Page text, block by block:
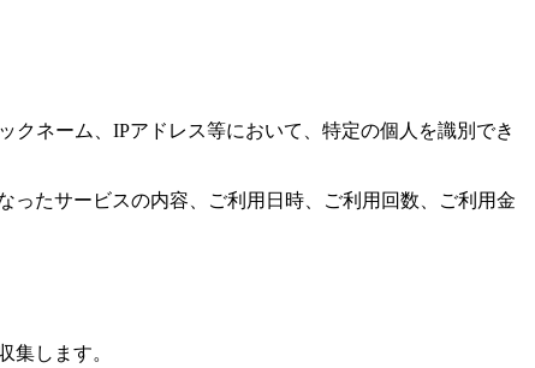
ネーム、IPアドレス等において、特定の個人を識別でき
たサービスの内容、ご利用日時、ご利用回数、ご利用金
集します。